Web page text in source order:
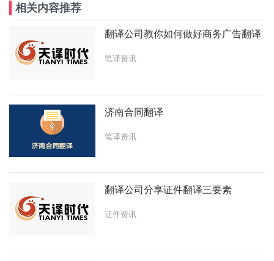
相关内容推荐
翻译公司教你如何做好商务广告翻译
笔译资讯
济南合同翻译
笔译资讯
翻译公司分享证件翻译三要素
证件资讯